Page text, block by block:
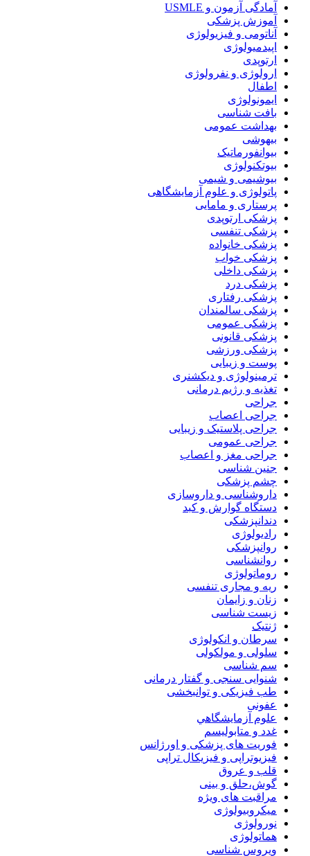
آمادگی آزمون و USMLE
آموزش پزشکی
آناتومی و فیزیولوژی
اپیدمیولوژی
ارتوپدی
ارولوژی و نفرولوژی
اطفال
ایمونولوژی
بافت شناسی
بهداشت عمومی
بیهوشی
بیوانفورماتیک
بیوتکنولوژی
بیوشیمی و شیمی
پاتولوژی و علوم آزمایشگاهی
پرستاری و مامایی
پزشکی ارتوپدی
پزشکی تنفسی
پزشکی خانواده
پزشکی خواب
پزشکی داخلی
پزشکی درد
پزشکی رفتاری
پزشکی سالمندان
پزشکی عمومی
پزشکی قانونی
پزشکی ورزشی
پوست و زیبایی
ترمینولوژی و دیکشنری
تغذیه و رژیم درمانی
جراحی
جراحی اعصاب
جراحی پلاستیک و زیبایی
جراحی عمومی
جراحی مغز و اعصاب
جنین شناسی
چشم پزشکی
داروشناسی و داروسازی
دستگاه گوارش و کبد
دندانپزشکی
رادیولوژی
روانپزشکی
روانشناسی
روماتولوژی
ریه و مجاری تنفسی
زنان و زایمان
زیست شناسی
ژنتیک
سرطان و انکولوژی
سلولی و مولکولی
سم شناسی
شنوایی سنجی و گفتار درمانی
طب فیزیکی و توانبخشی
عفونی
علوم آزمايشگاهي
غدد و متابولیسم
فوریت های پزشکی و اورژانس
فیزیوتراپی و فیزیکال تراپی
قلب و عروق
گوش،حلق و بینی
مراقبت های ویژه
میکروبیولوژی
نورولوژی
هماتولوژی
ویروس شناسی